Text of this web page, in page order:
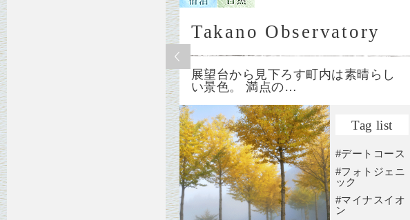
Takano Observatory
展望台から見下ろす町内は素晴らし
い景色。 満点の…
Tag list
#デートコース
#フォトジェニ
ック
#マイナスイオ
ン